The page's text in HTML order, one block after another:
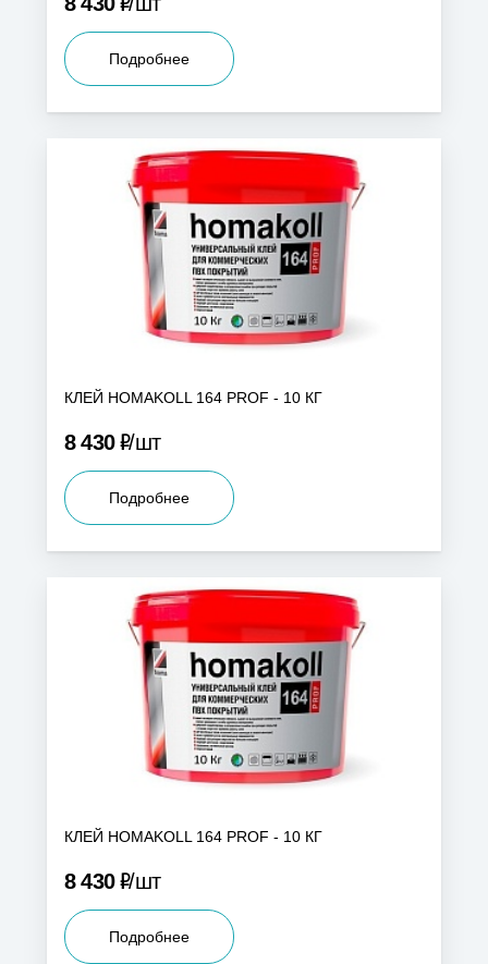
Подробнее
КЛЕЙ HOMAKOLL 164 PROF - 10 КГ
8 430Р шт
Подробнее
КЛЕЙ HOMAKOLL 164 PROF - 10 КГ
8 430Р шт
Подробнее